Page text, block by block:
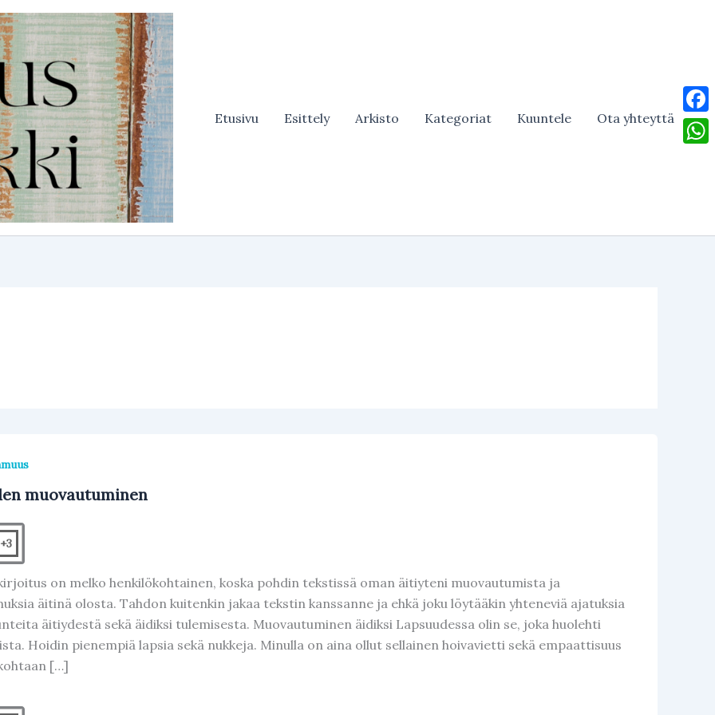
Etusivu Esittely Arkisto Kategoriat Kuuntele Ota yhteyttä
muovautuminen
+3
on melko henkilökohtainen, koska pohdin tekstissä oman äitiyteni muovautumista ja
äitinä olosta. Tahdon kuitenkin jakaa tekstin kanssanne ja ehkä joku löytääkin yhteneviä ajatuksia
äitiydestä sekä äidiksi tulemisesta. Muovautuminen äidiksi Lapsuudessa olin se, joka huolehti
Hoidin pienempiä lapsia sekä nukkeja. Minulla on aina ollut sellainen hoivavietti sekä empaattisuus
[…]